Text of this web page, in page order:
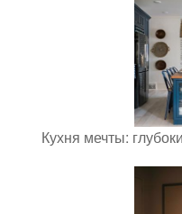
Кухня мечты: